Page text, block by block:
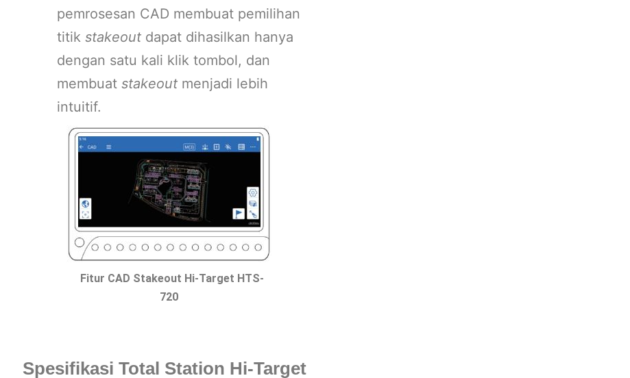
pemrosesan CAD membuat pemilihan
titik stakeoutdapat dihasilkan hanya
dengan satu kali klik tombol, dan
membuat stakeout menjadi lebih
intuitif.
Fitur CAD Stakeout Hi-Target HTS-
720
Spesifikasi Total Station Hi-Target